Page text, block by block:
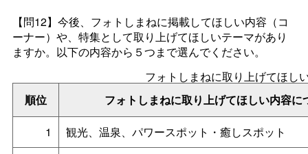
【問12】今後、フォトしまねに掲載してほしい内容（コ
ーナー）や、特集として取り上げてほしいテーマがあり
ますか。以下の内容から５つまで選んでください。
順位 フォトしまねに取り上げてほしい内容に
フォトしまねに取り上げてほし
1
観光、温泉、パワースポット・癒しスポット